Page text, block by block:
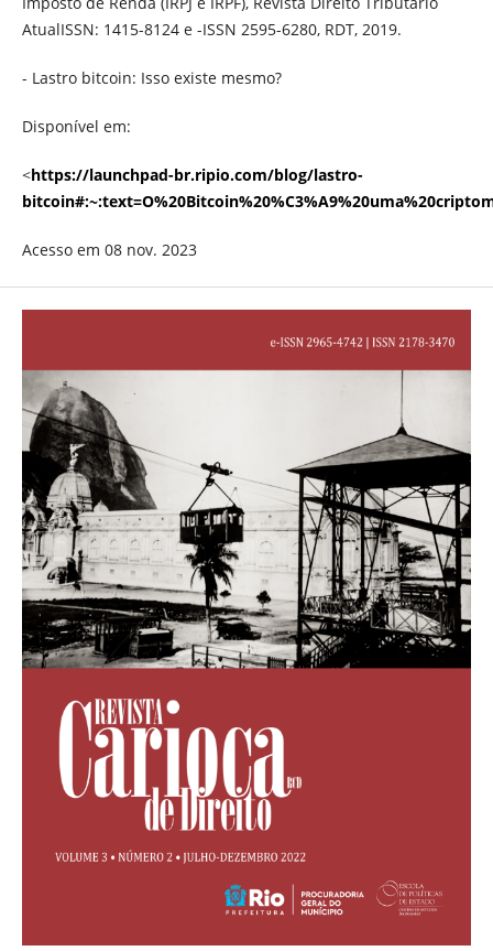
AtualISSN: 1415-8124 e -ISSN 2595-6280, RDT, 2019.
- Lastro bitcoin: Isso existe mesmo?
Disponível em:
<https://launchpad-br.ripio.com/blog/lastro-
Acesso em 08 nov. 2023